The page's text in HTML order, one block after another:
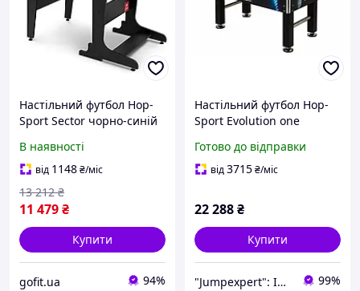
Настільний футбол Hop-
Sport Sector чорно-синій
В наявності
від 1148₴/міс
11 479₴
13 212 ₴
Купити
gofit.ua 94%
Настільний футбол Hop-
Sport Evolution one
Готово до відправки
від3715₴/міс
22 288₴
Купити
"Jumpexpert": Інтернет-магазин товарів для активного відпочинку та спорту! 99%